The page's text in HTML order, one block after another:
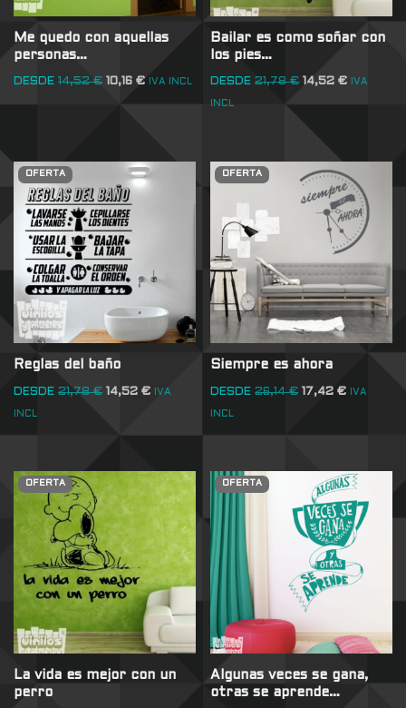
Me quedo con aquellas
personas…
DESDE 14,52€ 10,16 € IVA INCL
Bailar es como soñar con
los pies…
DESDE 21,78€ 14,52€ IVA
INCL
OFERTA
Reglas del baño
DESDE 21,78€ 14,52 € IVA
INCL
OFERTA
Siempre es ahora
DESDE 26,14€ 17,42€ IVA
INCL
OFERTA
La vida es mejor con un
perro
OFERTA
Algunas veces se gana,
otras se aprende…